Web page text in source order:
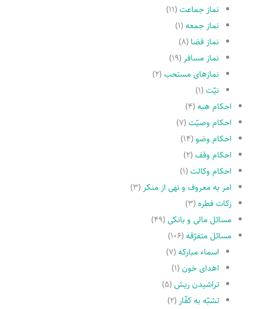
نماز جماعت(۱۱)
نماز جمعه(۱)
نماز قضا(۸)
نماز مسافر (۱۹)
نمازهاى مستحب(۲)
نیّت(۱)
احکام هبه(۴)
احکام وصیّت(۷)
احکام وضو(۱۴)
احکام وقف(۲)
احکام وکالت(۱)
امر به معروف و نهى از منکر (۳)
زکات فطره(۳)
مسائل مالی و بانکی(۴۹)
مسائل متفرّقه(۱۰۶)
اسماء مبارکه(۷)
اهدای خون(۱)
تراشیدن ریش(۵)
تشبّه به کفّار (۲)